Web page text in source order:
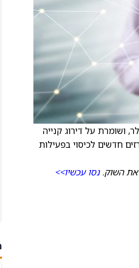
דולר מ-7 דולר, ושומרת על דירוג קנייה
הפעילות וזרזים חדשים לכיסוי בפעילות
את השוק.נסו עכשיו>>